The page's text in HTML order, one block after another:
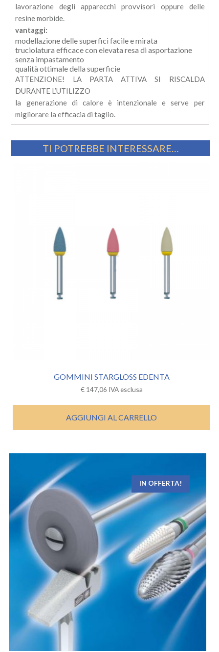
lavorazione degli apparecchi provvisori oppure delle
resine morbide.
vantaggi:
modellazione delle superfici facile e mirata
truciolatura efficace con elevata resa di asportazione
senza impastamento
qualità ottimale della superficie
ATTENZIONE! LA PARTA ATTIVA SI RISCALDA
DURANTE L’UTILIZZO
la generazione di calore è intenzionale e serve per
migliorare la efficacia di taglio.
TI POTREBBE INTERESSARE…
GOMMINI STARGLOSS EDENTA
€147,06 IVA esclusa
AGGIUNGI AL CARRELLO
IN OFFERTA!